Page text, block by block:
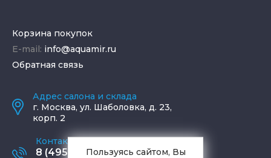
Корзина покупок
E-mail: info@aquamir.ru
Обратная связь
Адрес салона и склада
г. Москва, ул. Шаболовка, д. 23,
корп. 2
Контактные телефоны
8 (495) 795-77-65Пользуясь сайтом, Вы